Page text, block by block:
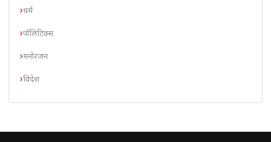
धर्म
पॉलिटिक्स
मनोरंजन
विदेश